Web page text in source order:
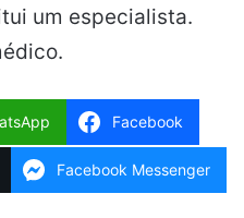
um especialista.
Facebook
Facebook Messenger